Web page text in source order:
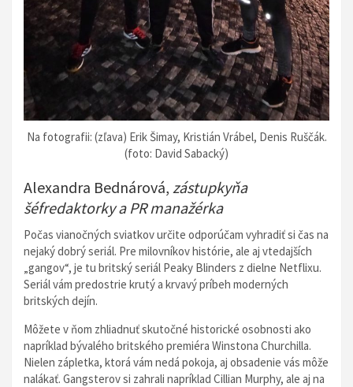
Na fotografii: (zľava) Erik Šimay, Kristián Vrábel, Denis Ruščák.
(foto: David Sabacký)
Alexandra Bednárová, zástupkyňa
šéfredaktorky a PR manažérka
Počas vianočných sviatkov určite odporúčam vyhradiť si čas na
nejaký dobrý seriál. Pre milovníkov histórie, ale aj vtedajších
„gangov“, je tu britský seriál Peaky Blinders z dielne Netflixu.
Seriál vám predostrie krutý a krvavý príbeh moderných
britských dejín.
Môžete v ňom zhliadnuť skutočné historické osobnosti ako
napríklad bývalého britského premiéra Winstona Churchilla.
Nielen zápletka, ktorá vám nedá pokoja, aj obsadenie vás môže
nalákať. Gangsterov si zahrali napríklad Cillian Murphy, ale aj na